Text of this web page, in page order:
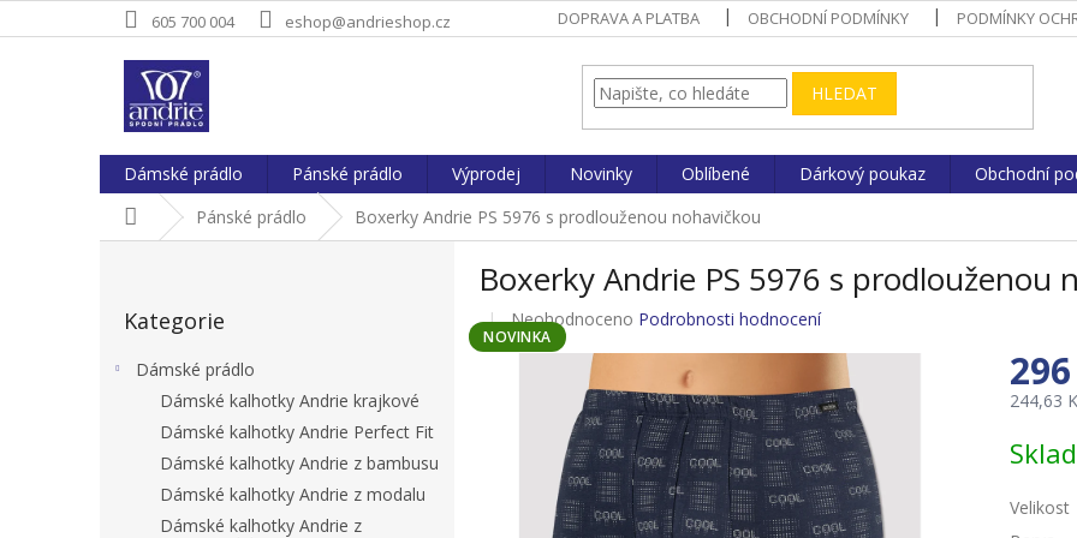
na
605 700 004 eshop@andrieshop.cz DOPRAVA A PLATBA OBCHODNÍ PODMÍNKY PODMÍNKY
HLEDAT
Dámské prádlo Pánské prádlo Výprodej Novinky Oblíbené Dárkový poukaz Obchodní
Domů Pánské prádlo Boxerky Andrie PS 5976 s prodlouženou nohavičkou
kategorie
Kategorie
Dámské prádlo
Dámské kalhotky Andrie krajkové
Dámské kalhotky Andrie Perfect Fit
Dámské kalhotky Andrie z bambusu
Dámské kalhotky Andrie z modalu
Dámské kalhotky Andrie z
Boxerky Andrie PS 5976 s prodlouženou
NOVINKA
Průměrné
hodnocení
hvězdiček.
Neohodnoceno Podrobnosti hodnocení
244,63
cena:
Velikost